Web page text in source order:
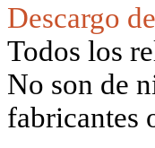
Descargo
Todos los
No son de
fabricantes